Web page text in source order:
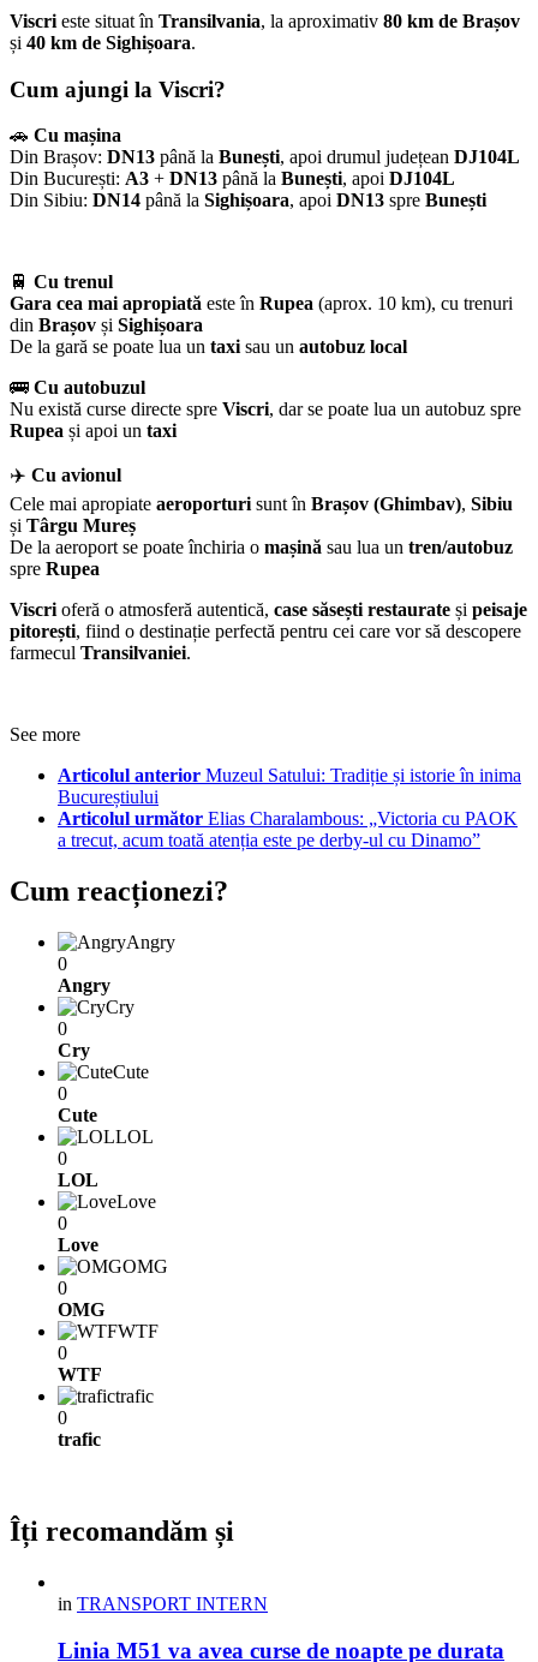
Viscri este situat în Transilvania, la aproximativ 80 km de Brașov
și 40 km de Sighișoara.
Cum ajungi la Viscri?
🚗 Cu mașina
Din Brașov: DN13 până la Bunești, apoi drumul județean DJ104L
Din București: A3 + DN13 până la Bunești, apoi DJ104L
Din Sibiu: DN14 până la Sighișoara, apoi DN13 spre Bunești
🚆 Cu trenul
Gara cea mai apropiată este în Rupea (aprox. 10 km), cu trenuri
din Brașov și Sighișoara
De la gară se poate lua un taxi sau un autobuz local
🚌 Cu autobuzul
Nu există curse directe spre Viscri, dar se poate lua un autobuz spre
Rupea și apoi un taxi
✈️ Cu avionul
Cele mai apropiate aeroporturi sunt în Brașov (Ghimbav), Sibiu
și Târgu Mureș
De la aeroport se poate închiria o mașină sau lua un tren/autobuz
spre Rupea
Viscri oferă o atmosferă autentică, case săsești restaurate și peisaje
pitorești, fiind o destinație perfectă pentru cei care vor să descopere
farmecul Transilvaniei.
See more
Articolul anterior Muzeul Satului: Tradiție și istorie în inima
Bucureștiului
Articolul următor Elias Charalambous: „Victoria cu PAOK
a trecut, acum toată atenția este pe derby-ul cu Dinamo”
Cum reacționezi?
Angry
0
Angry
Cry
0
Cry
Cute
0
Cute
LOL
0
LOL
Love
0
Love
OMG
0
OMG
WTF
0
WTF
trafic
0
trafic
Îți recomandăm și
in TRANSPORT INTERN
Linia M51 va avea curse de noapte pe durata